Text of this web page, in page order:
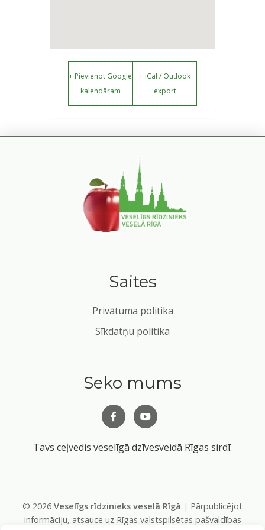
+ Pievienot Google
kalendāram
+ iCal / Outlook
export
Saites
Privātuma politika
Sīkdatņu politika
Seko mums
Tavs ceļvedis veselīgā dzīvesveidā Rīgas sirdī.
© 2026 Veselīgs rīdzinieks veselā Rīgā | Pārpublicējot
informāciju, atsauce uz Rīgas valstspilsētas pašvaldības